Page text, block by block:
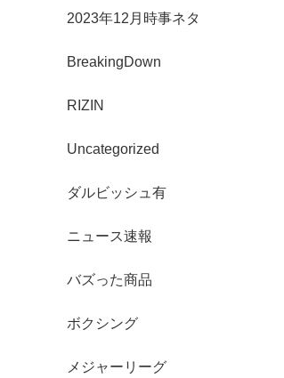
2023年12月時事ネタ
BreakingDown
RIZIN
Uncategorized
ダルビッシュ有
ニュース速報
バズった商品
ボクシング
メジャーリーグ